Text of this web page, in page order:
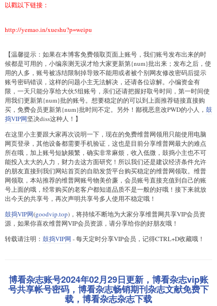
以戳以下链接：
http://yemao.in/xueshu?p=weipu
【温馨提示：如果在本博客免费领取页面上账号，我们账号发布出来的时
候都是可用的，小编亲测无误才给大家更新第{num}批出来；发布之后，使
用的人多，账号被冻结限制掉导致不能用或者被个别网友修改密码后提示
账号密码错误，这样的问题小主无法解决，还请各位谅解。小编资金有
限，一天只能分享给大伙5组账号，亲们还请把握好取号时间，第一时间使
用我们更新第{num}批的账号。想要稳定的的可以到上面推荐链接直接购
买，免费会员更新第{num}批时间不定。另外！鄙视恶意改PWD的小人， 鼓
捣VIP网坚决diss这种人！】
在这里小主要跟大家再次说明一下，现在的免费维普网领用只能使用电脑
网页登录，其他设备都需要手机验证，这也是目前分享维普网最大的难点
所在哦，加上账号短缺频繁，确实非常麻烦，收入低微，鼓捣小主也不可
能投入太大的人力，财力去这方面研究！所以我们还是建议经济条件允许
的朋友直接到我们网站首页的自助发货平台购买稳定的维普网领取。维普
网领取，本站推荐的维普网账号物美价廉，会员账号直接充值到自己的账
号上面的哦，经常购买的老客户都知道品质不是一般的好哦！接下来就放
出今天的共享号，再次声明共享号多人使用不稳定哦！
鼓捣VIP网(goodvip.top)，将持续不断地为大家分享维普网共享VIP会员资
源，如果你喜欢维普网VIP会员资源，请分享给你的好朋友哦！
转载请注明： 鼓捣VIP网 - 每天定时分享VIP会员，记得CTRL+D收藏哦！
博看杂志账号2024年02月29日更新，博看杂志vip账
号共享帐号密码，博看杂志畅销期刊杂志文献免费下
载，博看杂志杂志下载